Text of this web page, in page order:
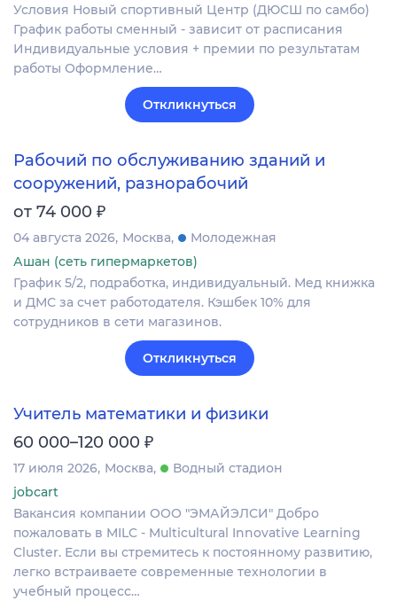
Условия Новый спортивный Центр (ДЮСШ по самбо)
График работы сменный - зависит от расписания
Индивидуальные условия + премии по результатам
работы Оформление…
Откликнуться
Рабочий по обслуживанию зданий и
сооружений, разнорабочий
от 74 000 ₽
04 августа 2026 Москва
Молодежная
Ашан (сеть гипермаркетов)
График 5/2, подработка, индивидуальный. Мед книжка
и ДМС за счет работодателя. Кэшбек 10% для
сотрудников в сети магазинов.
Откликнуться
Учитель математики и физики
60 000–120 000 ₽
17 июля 2026 Москва
Водный стадион
jobcart
Вакансия компании ООО "ЭМАЙЭЛСИ" Добро
пожаловать в MILC - Multicultural Innovative Learning
Cluster. Если вы стремитесь к постоянному развитию,
легко встраиваете современные технологии в
учебный процесс…